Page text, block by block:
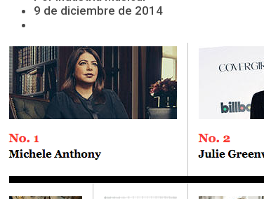
9 de diciembre de 2014